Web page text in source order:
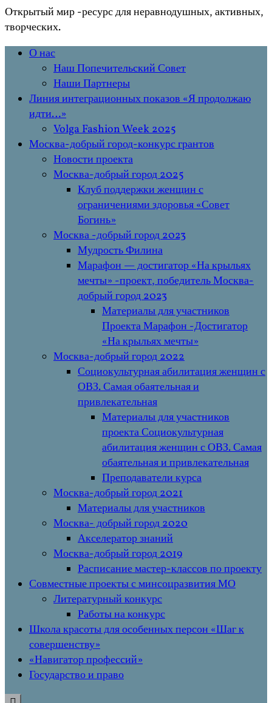
Открытый мир -ресурс для неравнодушных, активных,
творческих.
Перейти
содержимому
Основное
О нас
Наш Попечительский Совет
Наши Партнеры
Линия интеграционных показов «Я продолжаю
идти…»
Volga Fashion Week 2025
Москва-добрый город-конкурс грантов
Новости проекта
Москва-добрый город 2025
Клуб поддержки женщин с
ограничениями здоровья «Совет
Богинь»
Москва -добрый город 2023
Мудрость Филина
Марафон — достигатор «На крыльях
мечты» -проект, победитель Москва-
добрый город 2023
Материалы для участников
Проекта Марафон -Достигатор
«На крыльях мечты»
Москва-добрый город 2022
Социокультурная абилитация женщин с
ОВЗ. Самая обаятельная и
привлекательная
Материалы для участников
проекта Социокультурная
абилитация женщин с ОВЗ. Самая
обаятельная и привлекательная
Преподаватели курса
Москва-добрый город 2021
Материалы для участников
Москва- добрый город 2020
Акселератор знаний
Москва-добрый город 2019
Расписание мастер-классов по проекту
Совместные проекты с минсоцразвития МО
Литературный конкурс
Работы на конкурс
Школа красоты для особенных персон «Шаг к
совершенству»
«Навигатор профессий»
Государство и право